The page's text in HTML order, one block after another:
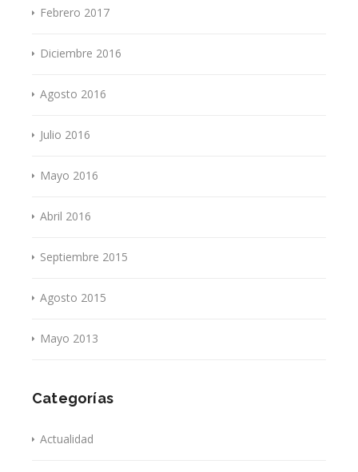
Febrero 2017
Diciembre 2016
Agosto 2016
Julio 2016
Mayo 2016
Abril 2016
Septiembre 2015
Agosto 2015
Mayo 2013
Categorías
Actualidad